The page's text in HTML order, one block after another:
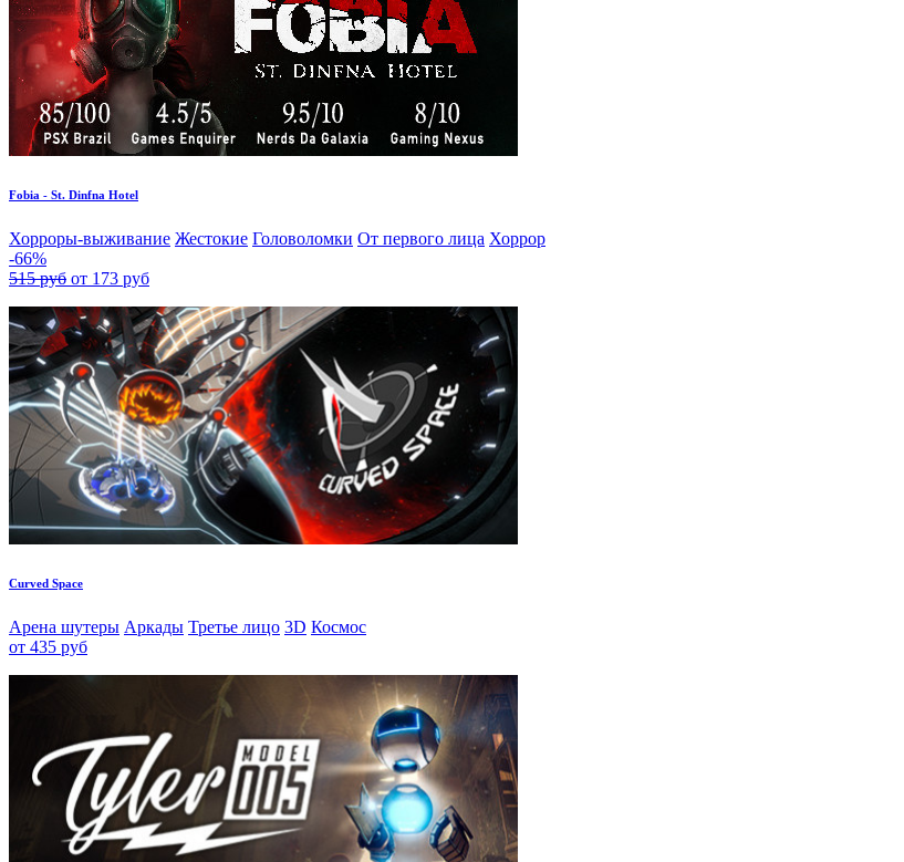
Fobia - St. Dinfna Hotel
Хорроры-выживание Жестокие Головоломки От первого лица Хоррор
-66%
515 руб от 173 руб
Curved Space
Арена шутеры Аркады Третье лицо 3D Космос
от 435 руб